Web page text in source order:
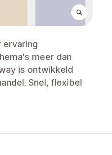
ervaring
meer dan
is ontwikkeld
Snel, flexibel